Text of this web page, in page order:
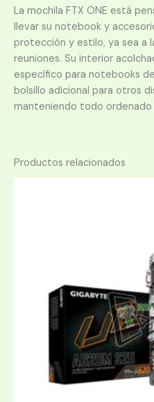
La mochila FTX ONE está
llevar su notebook y
protección y estilo, ya sea a
reuniones. Su interior
específico para notebooks
bolsillo adicional para otros
manteniendo todo ordenado
Productos relacionados